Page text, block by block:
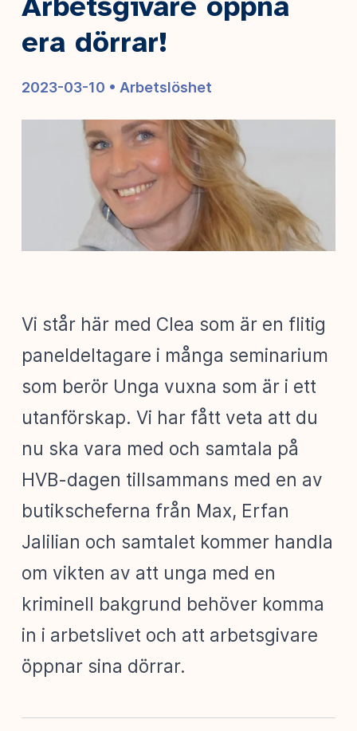
Arbetsgivare öppna
era dörrar!
2023-03-10 • Arbetslöshet
Vi står här med Clea som är en flitig
paneldeltagare i många seminarium
som berör Unga vuxna som är i ett
utanförskap. Vi har fått veta att du
nu ska vara med och samtala på
HVB-dagen tillsammans med en av
butikscheferna från Max, Erfan
Jalilian och samtalet kommer handla
om vikten av att unga med en
kriminell bakgrund behöver komma
in i arbetslivet och att arbetsgivare
öppnar sina dörrar.